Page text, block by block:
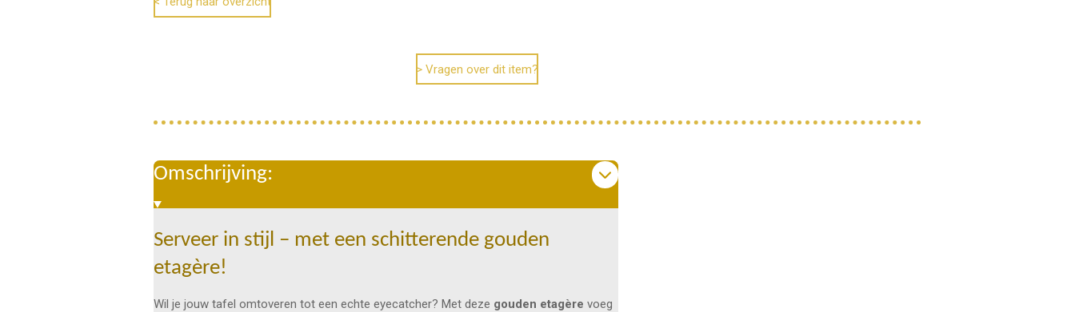
> Vragen over dit item?
Omschrijving:
Serveer in stijl – met een schitterende gouden
etagère!
Wil je jouw tafel omtoveren tot een echte eyecatcher? Met deze gouden etagère voeg